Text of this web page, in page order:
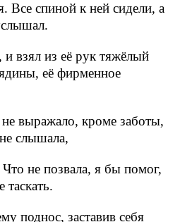
Все спиной к ней сидели, а
взял из её рук тяжёлый
её фирменное
выражало, кроме заботы,
слышала,
не позвала, я бы помог,
таскать.
поднос, заставив себя